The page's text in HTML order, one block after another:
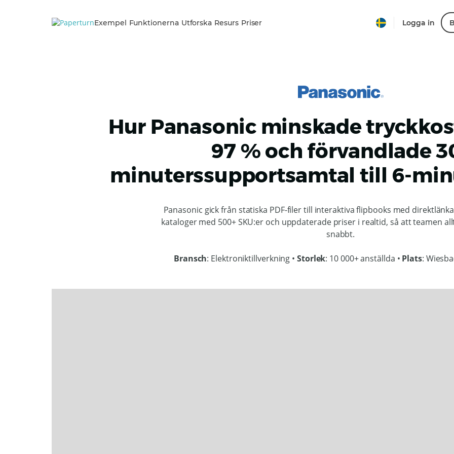
Exempel Funktionerna Utforska Resurs Priser Logga in
Hur Panasonic minskade
97 % och förvandlade
minuterssupportsamtal till 6-
Panasonic gick från statiska PDF-filer till interaktiva flipbooks med
kataloger med 500+ SKU:er och uppdaterade priser i realtid, så att teamen
snabbt.
Bransch: Elektroniktillverkning • Storlek: 10 000+ anställda • Plats: